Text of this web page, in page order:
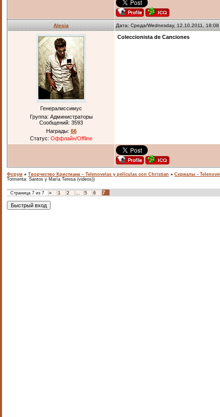
Alesia Дата: Среда/Wednesday, 12.10.2011,
Генералиссимус
Группа: Администраторы
Сообщений: 3593
Награды: 66
Статус: Оффлайн/Offline
Coleccionista de Canciones
Форум » Творчество Кристиана – Telenovelas y películas con Christian » Сериалы -
Tormenta: Santos y María Teresa (videos))
Страница 7 из 7 « 1 2 … 5 6 7